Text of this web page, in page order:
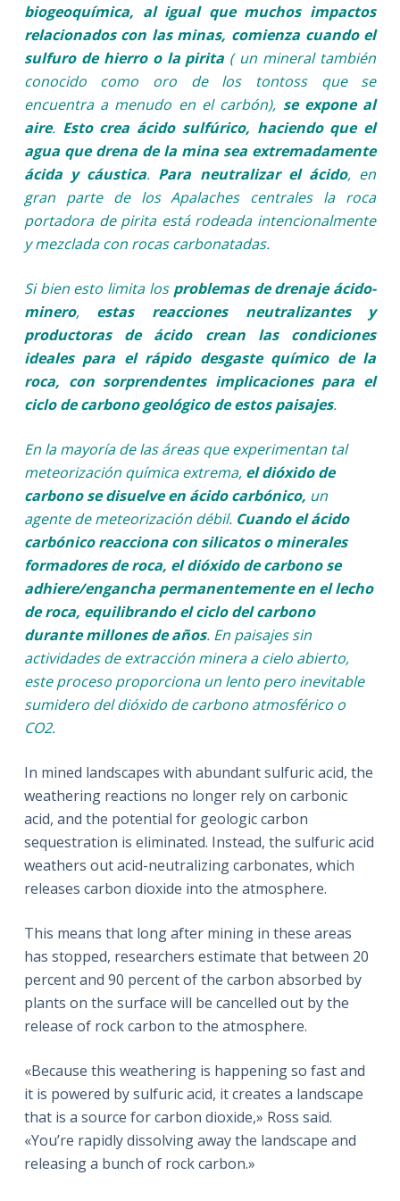
biogeoquímica, al igual que muchos impactos
relacionados con las minas, comienza cuando el
sulfuro de hierro o la pirita ( un mineral también
conocido como oro de los tontoss que se
encuentra a menudo en el carbón), se expone al
aire. Esto crea ácido sulfúrico, haciendo que el
agua que drena de la mina sea extremadamente
ácida y cáustica. Para neutralizar el ácido, en
gran parte de los Apalaches centrales la roca
portadora de pirita está rodeada intencionalmente
y mezclada con rocas carbonatadas.
Si bien esto limita los problemas de drenaje ácido-
minero, estas reacciones neutralizantes y
productoras de ácido crean las condiciones
ideales para el rápido desgaste químico de la
roca, con sorprendentes implicaciones para el
ciclo de carbono geológico de estos paisajes.
En la mayoría de las áreas que experimentan tal
meteorización química extrema, el dióxido de
carbono se disuelve en ácido carbónico, un
agente de meteorización débil. Cuando el ácido
carbónico reacciona con silicatos o minerales
formadores de roca, el dióxido de carbono se
adhiere/engancha permanentemente en el lecho
de roca, equilibrando el ciclo del carbono
durante millones de años. En paisajes sin
actividades de extracción minera a cielo abierto,
este proceso proporciona un lento pero inevitable
sumidero del dióxido de carbono atmosférico o
CO2.
In mined landscapes with abundant sulfuric acid, the
weathering reactions no longer rely on carbonic
acid, and the potential for geologic carbon
sequestration is eliminated. Instead, the sulfuric acid
weathers out acid-neutralizing carbonates, which
releases carbon dioxide into the atmosphere.
This means that long after mining in these areas
has stopped, researchers estimate that between 20
percent and 90 percent of the carbon absorbed by
plants on the surface will be cancelled out by the
release of rock carbon to the atmosphere.
«Because this weathering is happening so fast and
it is powered by sulfuric acid, it creates a landscape
that is a source for carbon dioxide,» Ross said.
«You’re rapidly dissolving away the landscape and
releasing a bunch of rock carbon.»